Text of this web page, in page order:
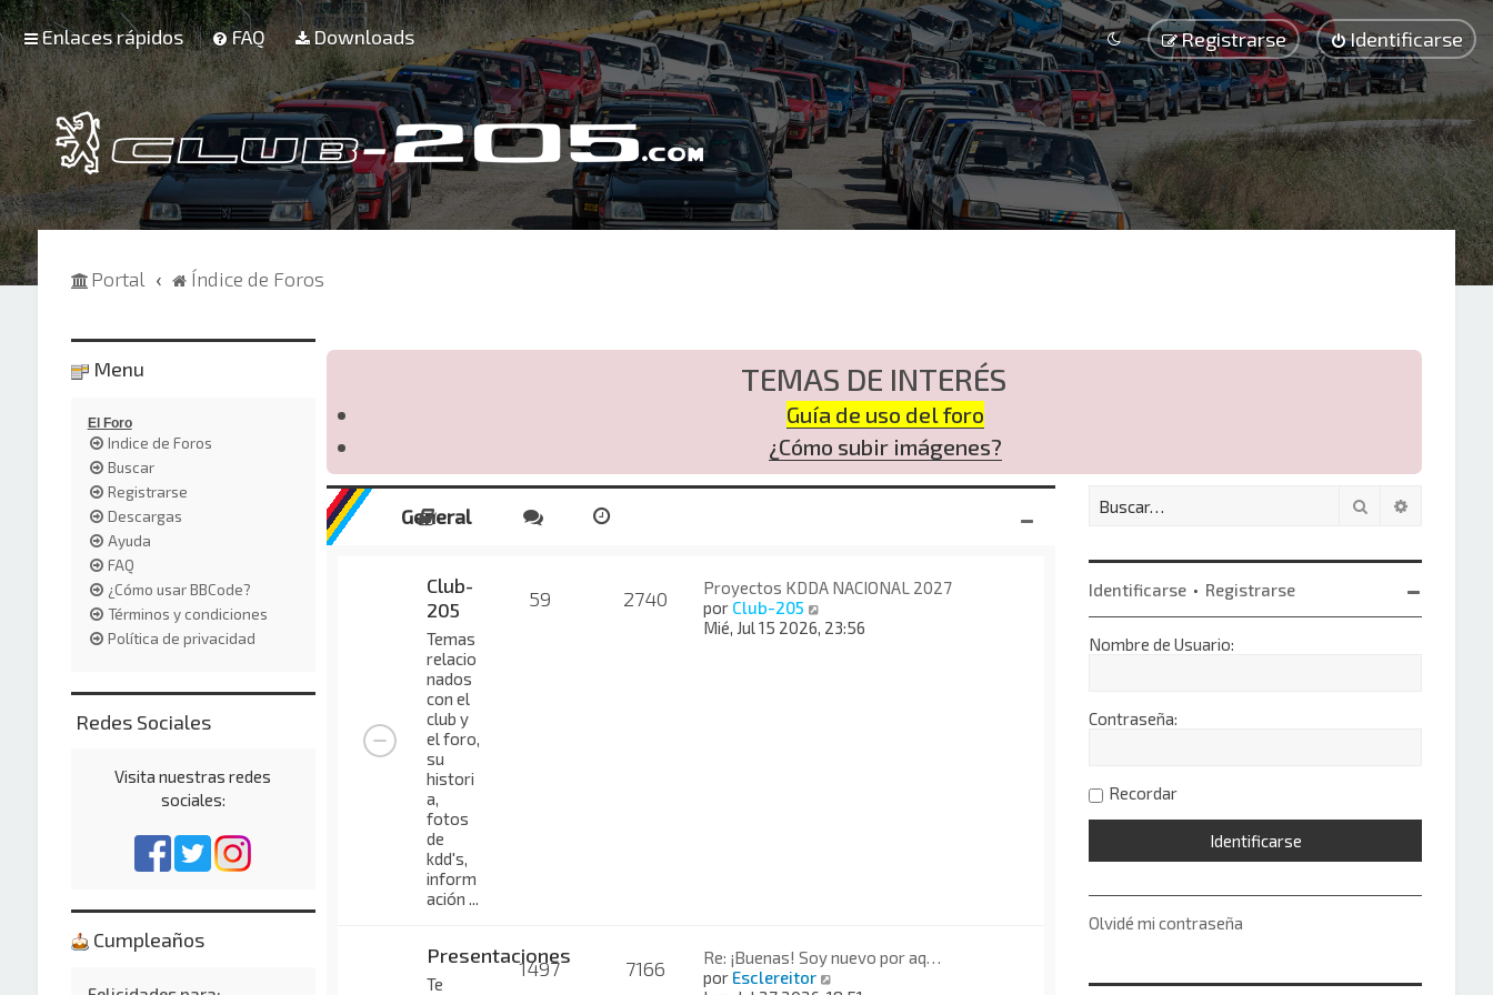
Enlaces rápidos FAQ Downloads Identificarse
Registrarse
Portal Índice de Foros
TEMAS DE INTERÉS
Guía de uso del foro
¿Cómo subir imágenes?
General
Club-
205
Temas
relacio
nados
con el
club y
el foro,
su
histori
a,
fotos
de
kdd's,
inform
ación ...
59 2740
Proyectos KDDA NACIONAL 2027
por Club-205
e
Mié, Jul 15 2026, 23:56
Presentaciones
Te
1497 7166
Re: ¡Buenas! Soy nuevo por aq…
por Esclereitor
Buscar
Identificarse • Registrarse
Nombre de Usuario:
Contraseña:
Recordar
Olvidé mi contraseña
Menu
El Foro
Indice de Foros
Buscar
Registrarse
Descargas
Ayuda
FAQ
¿Cómo usar BBCode?
Términos y condiciones
Política de privacidad
Redes Sociales
Visita nuestras redes
sociales:
Cumpleaños